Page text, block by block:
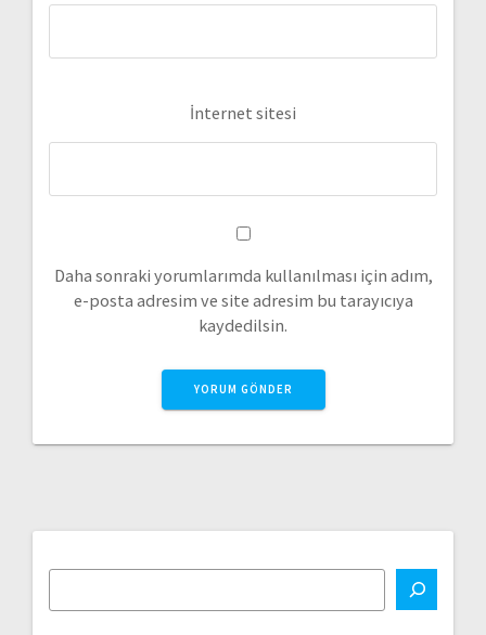
İnternet sitesi
Daha sonraki yorumlarımda kullanılması için adım,
e-posta adresim ve site adresim bu tarayıcıya
kaydedilsin.